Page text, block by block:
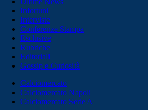
Infortuni
Interviste
Conferenze Stampa
Esclusive
Rubriche
Editoriali
Gossip e Curiosità
Calciomercato
Calciomercato Napoli
Calciomercato Serie A